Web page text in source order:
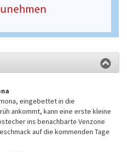
eingebettet in die
ankommt, kann eine erste kleine
ins benachbarte Venzone
auf die kommenden Tage